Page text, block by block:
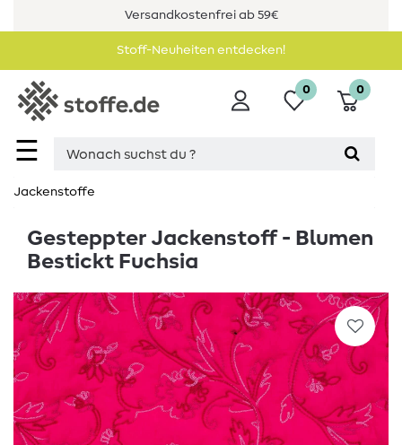
Versandkostenfrei ab 59€
Stoff-Neuheiten entdecken!
☰
0 0
Jackenstoffe
Gesteppter Jackenstoff - Blumen
Bestickt Fuchsia